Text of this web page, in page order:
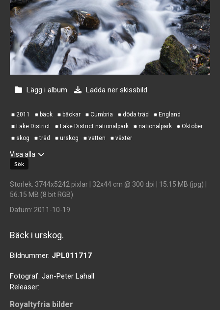
Lägg i album Ladda ner skissbild
2011 bäck bäckar Cumbria döda träd
England
Lake District
Lake District nationalpark nationalpark
Oktober
skog
träd urskog vatten växter
Visa alla
Storlek: 3744x5242 pixlar | 32x44 cm @ 300 dpi | 15.15 MB (jpg) |
56.15 MB (8 bit RGB)
Datum: 2011-10-19
Bäck i urskog.
Bildnummer: JPL011717
Fotograf: Jan-Peter Lahall
Releaser:
Royaltyfria bilder